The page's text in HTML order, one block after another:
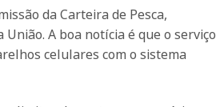
da Carteira de Pesca,
A boa notícia é que o serviço
celulares com o sistema